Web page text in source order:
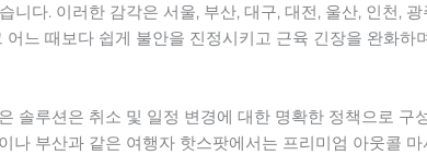
다. 이러한 감각은 서울, 부산, 대구, 대전, 울산, 인천,
느 때보다 쉽게 불안을 진정시키고 근육 긴장을 완화하
솔루션은 취소 및 일정 변경에 대한 명확한 정책으로 구
부산과 같은 여행자 핫스팟에서는 프리미엄 아웃콜 마